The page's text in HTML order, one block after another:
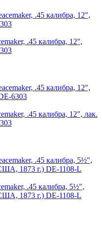
.45 калибра, 12",
.45 калибра, 12", лак.
.45 калибра, 5½",
1873 г.) DE-1108-L